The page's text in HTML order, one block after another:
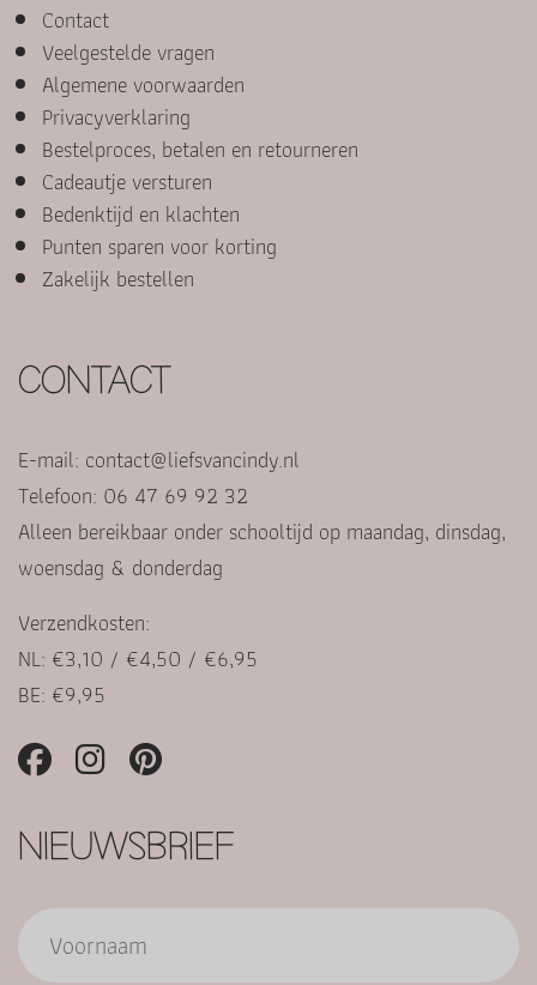
Contact
Veelgestelde vragen
Algemene voorwaarden
Privacyverklaring
Bestelproces, betalen en retourneren
Cadeautje versturen
Bedenktijd en klachten
Punten sparen voor korting
Zakelijk bestellen
CONTACT
E-mail: contact@liefsvancindy.nl
Telefoon: 06 47 69 92 32
Alleen bereikbaar onder schooltijd op maandag, dinsdag,
woensdag & donderdag
Verzendkosten:
NL: €3,10 / €4,50 / €6,95
BE: €9,95
NIEUWSBRIEF